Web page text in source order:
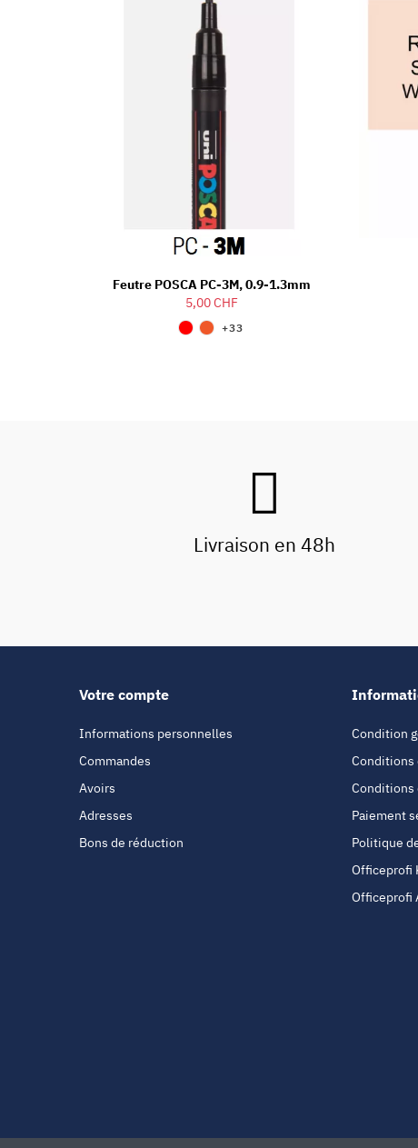
Feutre POSCA PC-3M, 0.9-1.3mm
5,00 CHF
+33
Livraison en 48h
Votre compte
Informations personnelles
Commandes
Avoirs
Adresses
Bons de réduction
Condition
Conditions
Conditions
Paiement
Politique
Officeprofi
Officeprofi